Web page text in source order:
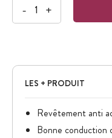
- +
LES + PRODUIT
Revêtement anti
Bonne conduction